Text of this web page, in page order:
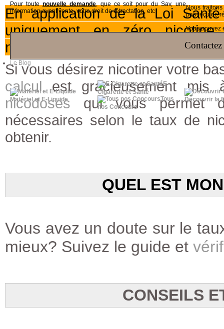
Pour toutenouvelle demande, que ce soit pour du Sav, une
information avant vente, votre droit de rétractation, etc
Nous
pas reçu de
Vous pouvez
Le Blog
Matériel et E-Liquide
E-
Cigarette et Santé
Tous
nos Concours
Découvrir la
En application de la Loi
uniquement en zéro
notre
sur le blog.
Si vous désirez nicotiner votre
calculest gracieusement mis
nicodoses qui vous permet
nécessaires selon le taux de
obtenir.
QUEL EST
Vous avez un doute sur le
mieux? Suivez le guide et
CONSEILS